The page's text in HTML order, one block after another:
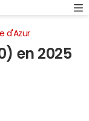
d'Azur
en 2025